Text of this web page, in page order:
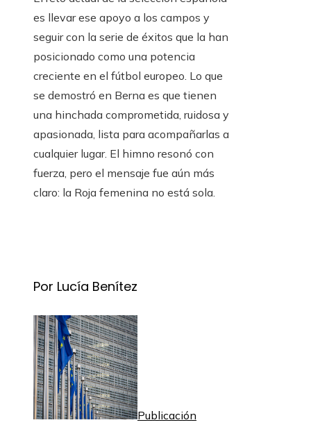
es llevar ese apoyo a los campos y
seguir con la serie de éxitos que la han
posicionado como una potencia
creciente en el fútbol europeo. Lo que
se demostró en Berna es que tienen
una hinchada comprometida, ruidosa y
apasionada, lista para acompañarlas a
cualquier lugar. El himno resonó con
fuerza, pero el mensaje fue aún más
claro: la Roja femenina no está sola.
Por Lucía Benítez
Publicación